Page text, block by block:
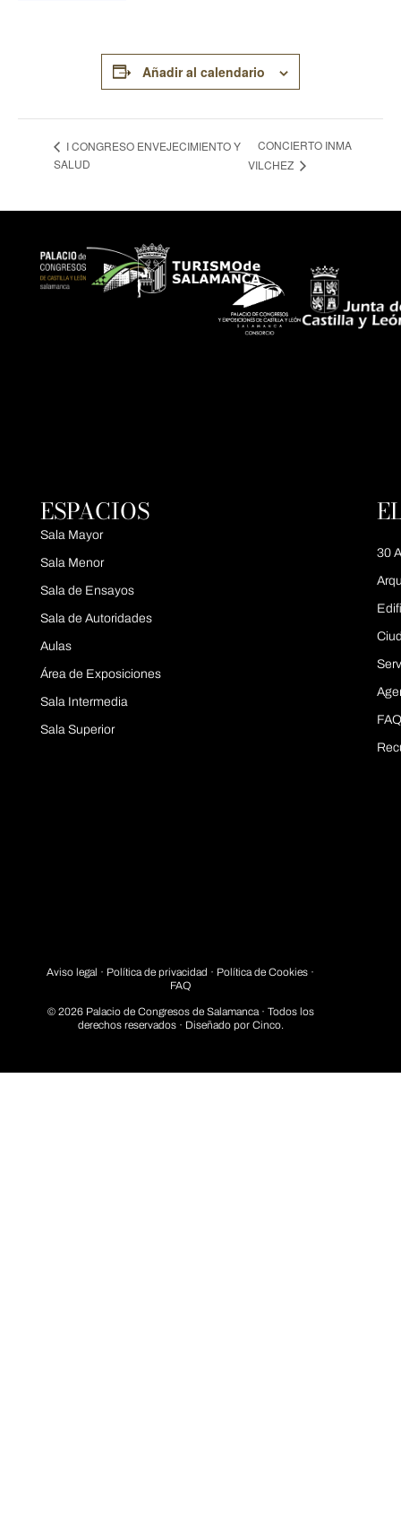
Añadir al calendario
I CONGRESO ENVEJECIMIENTO Y
SALUD
CONCIERTO INMA
VILCHEZ
ESPACIOS
Sala Mayor
Sala Menor
Sala de Ensayos
Sala de Autoridades
Aulas
Área de Exposiciones
Sala Intermedia
Sala Superior
30
Aviso legal · Política de privacidad · Política de Cookies ·
FAQ
© 2026 Palacio de Congresos de Salamanca · Todos los
derechos reservados · Diseñado por Cinco.